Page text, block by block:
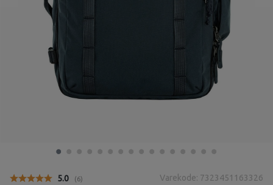
Gjennomsnittskarakter:
5.0 (stemmer:
6) Varekode: 7323451163326